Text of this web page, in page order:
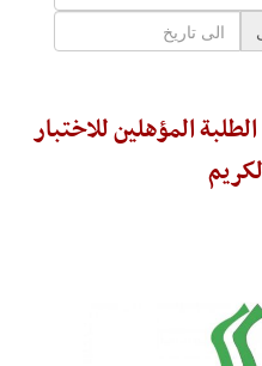
المؤهلين للاختبار